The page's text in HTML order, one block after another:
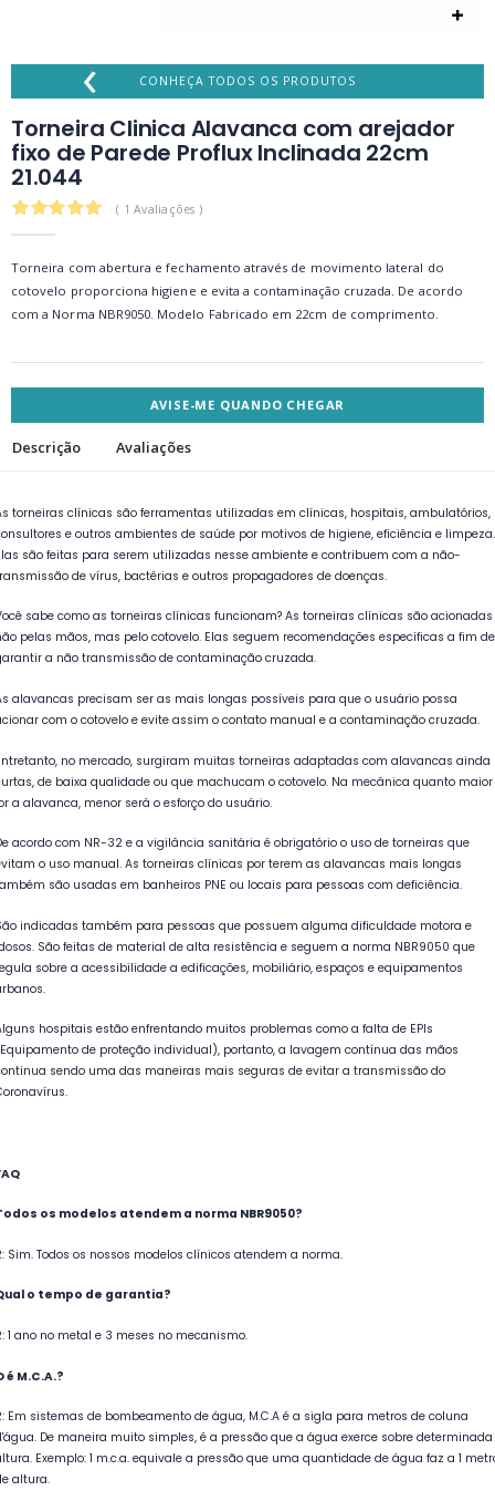
‹ CONHEÇA TODOS OS PRODUTOS
Torneira Clinica Alavanca com arejador
fixo de Parede Proflux Inclinada 22cm
21.044
5.0
( 1 Avaliações )
Torneira com abertura e fechamento através de movimento lateral do
cotovelo proporciona higiene e evita a contaminação cruzada. De acordo
com a Norma NBR9050. Modelo Fabricado em 22cm de comprimento.
AVISE-ME QUANDO CHEGAR
Descrição Avaliações
torneiras clínicas são ferramentas utilizadas em clínicas, hospitais, ambulatórios,
e outros ambientes de saúde por motivos de higiene, eficiência e limpeza.
são feitas para serem utilizadas nesse ambiente e contribuem com a não-
de vírus, bactérias e outros propagadores de doenças.
sabe como as torneiras clínicas funcionam? As torneiras clínicas são acionadas
pelas mãos, mas pelo cotovelo. Elas seguem recomendações específicas a fim de
a não transmissão de contaminação cruzada.
alavancas precisam ser as mais longas possíveis para que o usuário possa
com o cotovelo e evite assim o contato manual e a contaminação cruzada.
no mercado, surgiram muitas torneiras adaptadas com alavancas ainda
de baixa qualidade ou que machucam o cotovelo. Na mecânica quanto maior
a alavanca, menor será o esforço do usuário.
acordo com NR-32 e a vigilância sanitária é obrigatório o uso de torneiras que
o uso manual. As torneiras clínicas por terem as alavancas mais longas
são usadas em banheiros PNE ou locais para pessoas com deficiência.
indicadas também para pessoas que possuem alguma dificuldade motora e
São feitas de material de alta resistência e seguem a norma NBR9050 que
sobre a acessibilidade a edificações, mobiliário, espaços e equipamentos
hospitais estão enfrentando muitos problemas como a falta de EPIs
de proteção individual), portanto, a lavagem contínua das mãos
sendo uma das maneiras mais seguras de evitar a transmissão do
os modelos atendem a norma NBR9050?
Sim. Todos os nossos modelos clínicos atendem a norma.
o tempo de garantia?
1 ano no metal e 3 meses no mecanismo.
é M.C.A.?
Em sistemas de bombeamento de água, M.C.A é a sigla para metros de coluna
De maneira muito simples, é a pressão que a água exerce sobre determinada
Exemplo: 1 m.c.a. equivale a pressão que uma quantidade de água faz a 1
altura.